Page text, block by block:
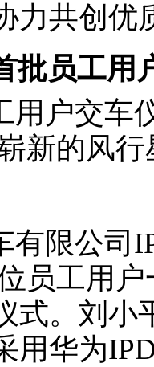
力共创优
批员工用
用户交车
新的风
有限公司
员工用
式。刘小
用华为